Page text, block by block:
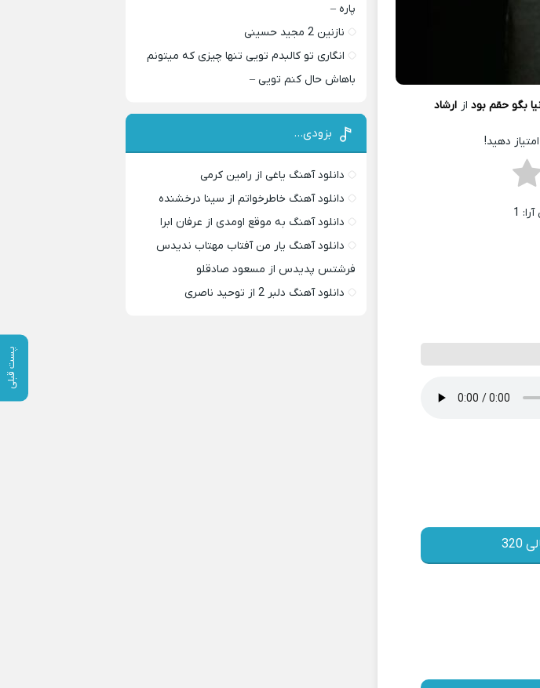
پست قبلی
بگو حقم بود از ارشاد
دهید!
1
پاره –
نازنین 2 مجید حسینی
انگاری تو کالبدم تویی تنها چیزی که میتونم
باهاش حال کنم تویی –
بزودی…
دانلود آهنگ یاغی از رامین کرمی
دانلود آهنگ خاطرخواتم از سینا درخشنده
دانلود آهنگ به موقع اومدی از عرفان ابرا
دانلود آهنگ یار من آفتاب مهتاب ندیدس
فرشتس پدیدس از مسعود صادقلو
دانلود آهنگ دلبر 2 از توحید ناصری